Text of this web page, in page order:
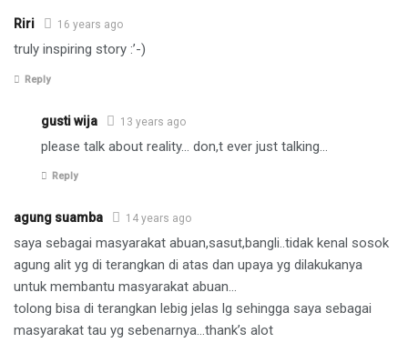
Riri 16 years ago
truly inspiring story :’-)
Reply
gusti wija 13 years ago
please talk about reality… don,t ever just talking…
Reply
agung suamba 14 years ago
saya sebagai masyarakat abuan,sasut,bangli..tidak kenal sosok
agung alit yg di terangkan di atas dan upaya yg dilakukanya
untuk membantu masyarakat abuan…
tolong bisa di terangkan lebig jelas lg sehingga saya sebagai
masyarakat tau yg sebenarnya…thank’s alot